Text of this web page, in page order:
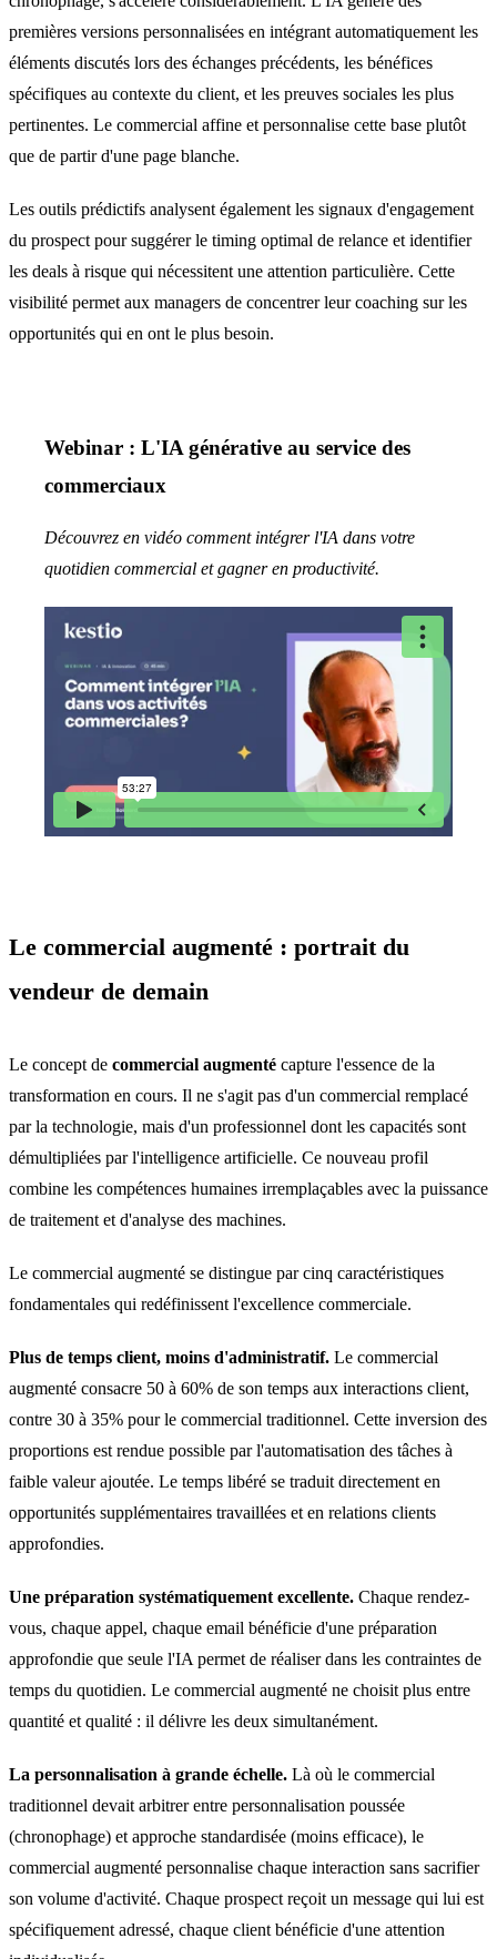
premières versions personnalisées en intégrant automatiquement les
éléments discutés lors des échanges précédents, les bénéfices
spécifiques au contexte du client, et les preuves sociales les plus
pertinentes. Le commercial affine et personnalise cette base plutôt
que de partir d'une page blanche.
Les outils prédictifs analysent également les signaux d'engagement
du prospect pour suggérer le timing optimal de relance et identifier
les deals à risque qui nécessitent une attention particulière. Cette
visibilité permet aux managers de concentrer leur coaching sur les
opportunités qui en ont le plus besoin.
Webinar : L'IA générative au service des
commerciaux
Découvrez en vidéo comment intégrer l'IA dans votre
quotidien commercial et gagner en productivité.
Le commercial augmenté : portrait du
vendeur de demain
Le concept de commercial augmenté capture l'essence de la
transformation en cours. Il ne s'agit pas d'un commercial remplacé
par la technologie, mais d'un professionnel dont les capacités sont
démultipliées par l'intelligence artificielle. Ce nouveau profil
combine les compétences humaines irremplaçables avec la puissance
de traitement et d'analyse des machines.
Le commercial augmenté se distingue par cinq caractéristiques
fondamentales qui redéfinissent l'excellence commerciale.
Plus de temps client, moins d'administratif. Le commercial
augmenté consacre 50 à 60% de son temps aux interactions client,
contre 30 à 35% pour le commercial traditionnel. Cette inversion des
proportions est rendue possible par l'automatisation des tâches à
faible valeur ajoutée. Le temps libéré se traduit directement en
opportunités supplémentaires travaillées et en relations clients
approfondies.
Une préparation systématiquement excellente. Chaque rendez-
vous, chaque appel, chaque email bénéficie d'une préparation
approfondie que seule l'IA permet de réaliser dans les contraintes de
temps du quotidien. Le commercial augmenté ne choisit plus entre
quantité et qualité : il délivre les deux simultanément.
La personnalisation à grande échelle. Là où le commercial
traditionnel devait arbitrer entre personnalisation poussée
(chronophage) et approche standardisée (moins efficace), le
commercial augmenté personnalise chaque interaction sans sacrifier
son volume d'activité. Chaque prospect reçoit un message qui lui est
spécifiquement adressé, chaque client bénéficie d'une attention